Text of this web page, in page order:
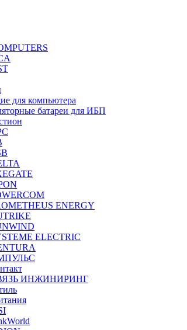
для компьютера
батареи для ИБП
ENERGY
ELECTRIC
ИНЖИНИРИНГ